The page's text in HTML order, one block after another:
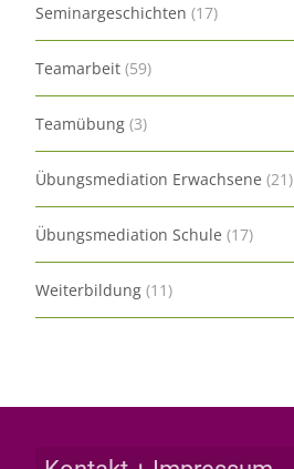
Seminargeschichten (17)
Teamarbeit (59)
Teamübung (3)
Übungsmediation Erwachsene (21)
Übungsmediation Schule (17)
Weiterbildung (11)